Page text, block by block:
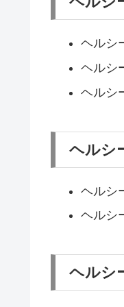
ヘルシ
ヘルシ
ヘルシ
ヘルシ
ヘルシ
ヘルシ
ヘルシ